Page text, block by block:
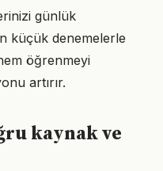
günlük
küçük denemelerle
öğrenmeyi
artırır.
kaynak ve